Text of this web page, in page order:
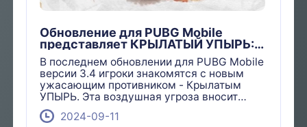
Обновление для PUBG Mobile
представляет КРЫЛАТЫЙ УПЫРЬ:
Новая угроза обращается в бегство
В последнем обновлении для PUBG Mobile
версии 3.4 игроки знакомятся с новым
ужасающим противником - Крылатым
УПЫРЬ. Эта воздушная угроза вносит
захватывающий поворот в игровой
процесс, сочетая интенсивные наземные
2024-09-11